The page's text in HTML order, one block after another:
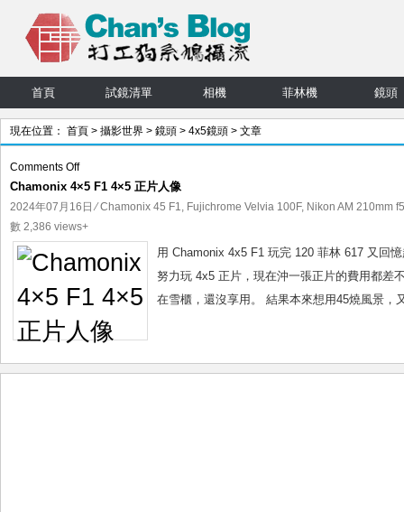
首頁 試鏡清單 相機 菲林機 鏡頭
現在位置： 首頁 > 攝影世界 > 鏡頭 > 4x5鏡頭 > 文章
Comments Offon
Chamonix
4×5
F1
4×5
正
片
人
像
Chamonix 4×5 F1 4×5 正片人像
2024年07月16日 ⁄Chamonix 45 F1, Fujichrome Velvia 100F, Nikon AM 210mm
數 2,386 views+
用 Chamonix 4x5 F1 玩完 120 菲林 617 又回
努力玩 4x5 正片，現在沖一張正片的費用都差
在雪櫃，還沒享用。 結果本來想用45燒風景，